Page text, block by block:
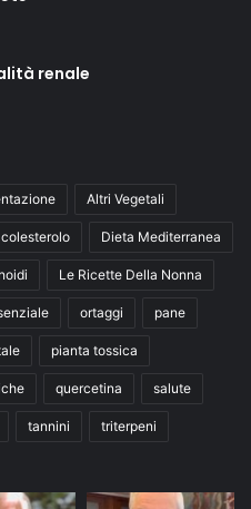
renale
Altri Vegetali
colesterolo Dieta Mediterranea
Le Ricette Della Nonna
ortaggi pane
pianta tossica
quercetina salute
tannini triterpeni